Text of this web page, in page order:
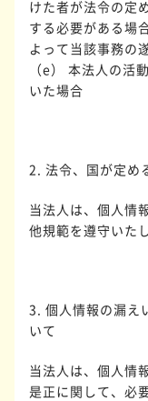
けた者が法令の定
する必要がある場
よって当該事務の
（e） 本法人の活
いた場合
2. 法令、国が定め
当法人は、個人情
他規範を遵守いた
3. 個人情報の漏え
いて
当法人は、個人情
是正に関して、必